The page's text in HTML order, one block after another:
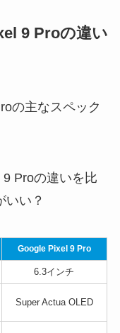
9 Proの違い
の主なスペック
Google Pixel 9 Pro
6.3インチ
Super Actua OLED